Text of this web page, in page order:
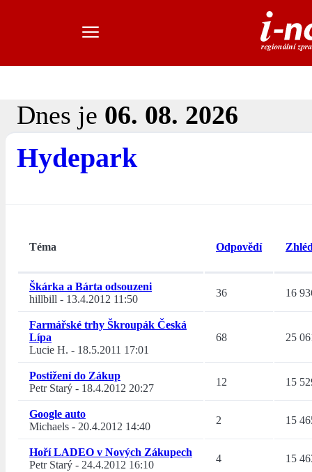
Dnes je 06. 08. 2026
Hydepark
Téma Odpovědí
Škárka a Bárta odsouzeni
hillbill - 13.4.2012 11:50
36 16
Farmářské trhy Škroupák Česká
Lípa
Lucie H. - 18.5.2011 17:01
68 25
Postižení do Zákup
Petr Starý - 18.4.2012 20:27
12 15
Google auto
Michaels - 20.4.2012 14:40
2 15
Hoří LADEO v Nových Zákupech
Petr Starý - 24.4.2012 16:10
4 15